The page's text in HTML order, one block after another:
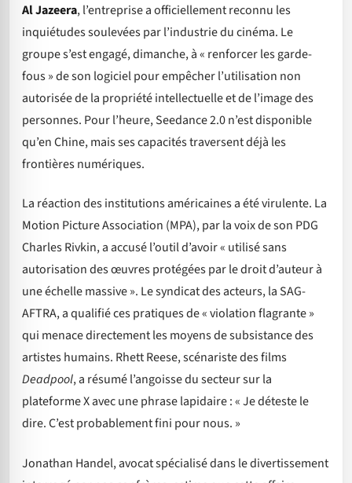
Al Jazeera, l’entreprise a officiellement reconnu les
inquiétudes soulevées par l’industrie du cinéma. Le
groupe s’est engagé, dimanche, à « renforcer les garde-
fous » de son logiciel pour empêcher l’utilisation non
autorisée de la propriété intellectuelle et de l’image des
personnes. Pour l’heure, Seedance 2.0 n’est disponible
qu’en Chine, mais ses capacités traversent déjà les
frontières numériques.
La réaction des institutions américaines a été virulente. La
Motion Picture Association (MPA), par la voix de son PDG
Charles Rivkin, a accusé l’outil d’avoir « utilisé sans
autorisation des œuvres protégées par le droit d’auteur à
une échelle massive ». Le syndicat des acteurs, la SAG-
AFTRA, a qualifié ces pratiques de « violation flagrante »
qui menace directement les moyens de subsistance des
artistes humains. Rhett Reese, scénariste des films
Deadpool, a résumé l’angoisse du secteur sur la
plateforme X avec une phrase lapidaire : « Je déteste le
dire. C’est probablement fini pour nous. »
Jonathan Handel, avocat spécialisé dans le divertissement